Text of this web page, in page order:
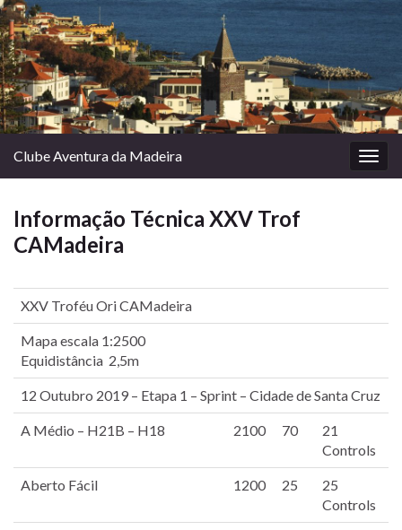
Clube Aventura da Madeira
Informação Técnica XXV Trof
CAMadeira
XXV Troféu Ori CAMadeira
Mapa escala 1:2500
Equidistância 2,5m
12 Outubro 2019 – Etapa 1 – Sprint – Cidade de Santa Cruz
A Médio – H21B – H18 2100 70
21
Controls
Aberto Fácil 1200 25
25
Controls